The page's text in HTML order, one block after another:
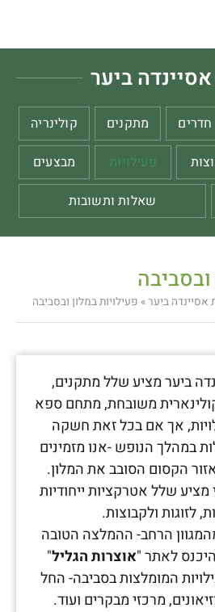
ביער
חדרים מתקנים
קולינריה
פעילויות
מבצעים
שאלות ותשובות
ובסביבה
אסיינדה ביער» פעילויות במלון ובסביבה
ביער מציע שלל מתקנים,
משובחת, מתחם ספא
אך אם בכל זאת חשקה
במהלך הנופש -אנו מזמינים
הקסום הסובב את המלון.
מציע שלל אטרקציות ייחודיות
לזוגות ולקבוצות.
הרחב- ההמלצה הטובה
לאתר "אוצרות הגליל"
המומלצות בסביבה- החל
מרכזי מבקרים ועוד.